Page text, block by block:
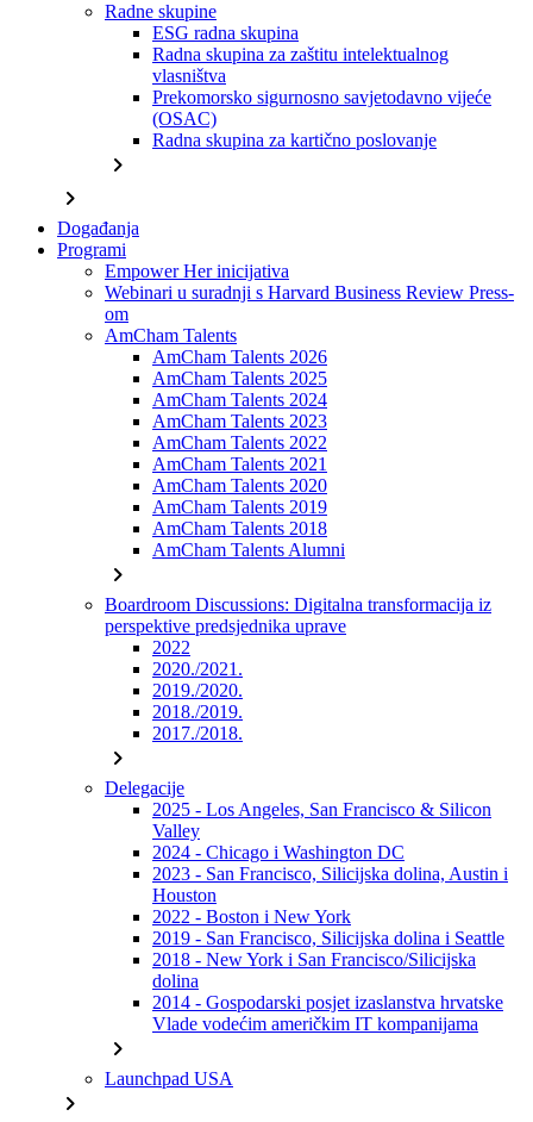
Radne skupine
ESG radna skupina
Radna skupina za zaštitu intelektualnog
vlasništva
Prekomorsko sigurnosno savjetodavno vijeće
(OSAC)
Radna skupina za kartično poslovanje
chevron_right
chevron_right
Događanja
Programi
Empower Her inicijativa
Webinari u suradnji s Harvard Business Review Press-
om
AmCham Talents
AmCham Talents 2026
AmCham Talents 2025
AmCham Talents 2024
AmCham Talents 2023
AmCham Talents 2022
AmCham Talents 2021
AmCham Talents 2020
AmCham Talents 2019
AmCham Talents 2018
AmCham Talents Alumni
chevron_right
Boardroom Discussions: Digitalna transformacija iz
perspektive predsjednika uprave
2022
2020./2021.
2019./2020.
2018./2019.
2017./2018.
chevron_right
Delegacije
2025 - Los Angeles, San Francisco & Silicon
Valley
2024 - Chicago i Washington DC
2023 - San Francisco, Silicijska dolina, Austin i
Houston
2022 - Boston i New York
2019 - San Francisco, Silicijska dolina i Seattle
2018 - New York i San Francisco/Silicijska
dolina
2014 - Gospodarski posjet izaslanstva hrvatske
Vlade vodećim američkim IT kompanijama
chevron_right
Launchpad USA
chevron_right